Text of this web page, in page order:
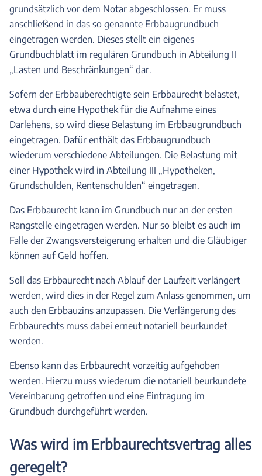
grundsätzlich vor dem Notar abgeschlossen. Er muss
anschließend in das so genannte Erbbaugrundbuch
eingetragen werden. Dieses stellt ein eigenes
Grundbuchblatt im regulären Grundbuch in Abteilung II
„Lasten und Beschränkungen“ dar.
Sofern der Erbbauberechtigte sein Erbbaurecht belastet,
etwa durch eine Hypothek für die Aufnahme eines
Darlehens, so wird diese Belastung im Erbbaugrundbuch
eingetragen. Dafür enthält das Erbbaugrundbuch
wiederum verschiedene Abteilungen. Die Belastung mit
einer Hypothek wird in Abteilung III „Hypotheken,
Grundschulden, Rentenschulden“ eingetragen.
Das Erbbaurecht kann im Grundbuch nur an der ersten
Rangstelle eingetragen werden. Nur so bleibt es auch im
Falle der Zwangsversteigerung erhalten und die Gläubiger
können auf Geld hoffen.
Soll das Erbbaurecht nach Ablauf der Laufzeit verlängert
werden, wird dies in der Regel zum Anlass genommen, um
auch den Erbbauzins anzupassen. Die Verlängerung des
Erbbaurechts muss dabei erneut notariell beurkundet
werden.
Ebenso kann das Erbbaurecht vorzeitig aufgehoben
werden. Hierzu muss wiederum die notariell beurkundete
Vereinbarung getroffen und eine Eintragung im
Grundbuch durchgeführt werden.
Was wird im Erbbaurechtsvertrag alles
geregelt?